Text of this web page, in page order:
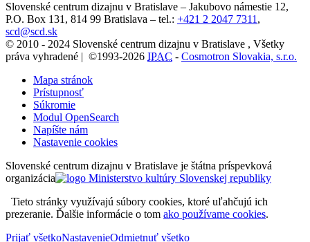
Slovenské centrum dizajnu v Bratislave – Jakubovo námestie 12,
P.O. Box 131, 814 99 Bratislava – tel.: +421 2 2047 7311 ,
scd@scd.sk
© 2010 - 2024 Slovenské centrum dizajnu v Bratislave , Všetky
práva vyhradené | ©1993-2026 IPAC - Cosmotron Slovakia, s.r.o.
Mapa stránok
Prístupnosť
Súkromie
Modul OpenSearch
Napíšte nám
Nastavenie cookies
Slovenské centrum dizajnu v Bratislave je štátna príspevková
organizácia
Tieto stránky využívajú súbory cookies, ktoré uľahčujú ich
prezeranie. Ďalšie informácie o tom ako používame cookies.
Prijať všetkoNastavenieOdmietnuť všetko